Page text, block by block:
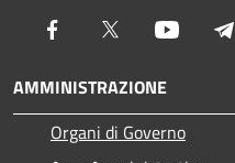
Facebook Twitter Youtube
AMMINISTRAZIONE
Organi di Governo